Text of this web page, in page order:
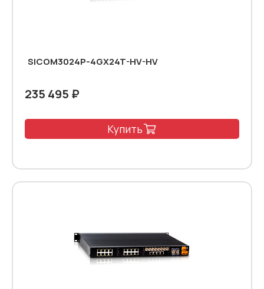
SICOM3024P-4GX24T-HV-HV
235 495 ₽
Купить